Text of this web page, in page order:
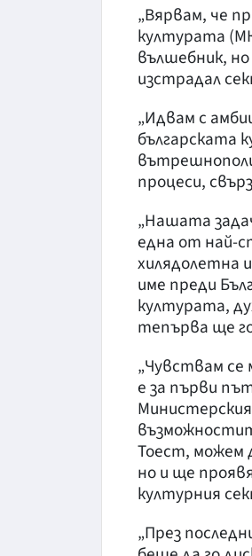
„Вярвам, че
културата
вълшебник,
изстрадал
„Идвам с
българската
процеси,
„Нашата
една от най-
хилядолетна
име преди
културата,
тепърва ще
„Чувствам
е за първи
Тоест, можем
но и ще
културния
„През